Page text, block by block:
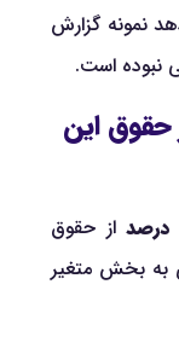
نمونه گزارش
نبوده است.
این
از حقوق
به بخش متغیر